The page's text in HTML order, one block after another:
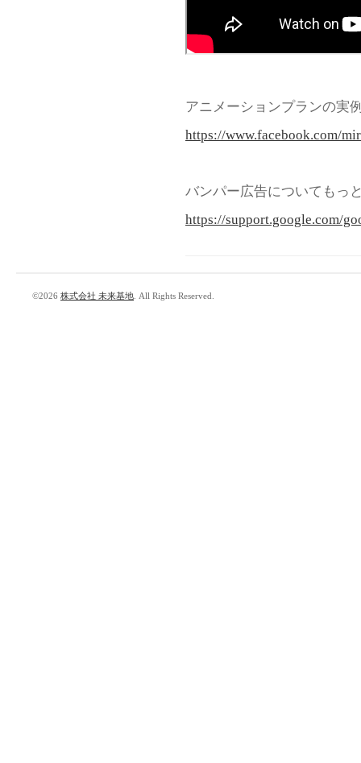
アニメーションプランの実
https://www.facebook.com/
バンパー広告についてもっ
https://support.google.com/
©2026 株式会社 未来基地 . All Rights Reserved.